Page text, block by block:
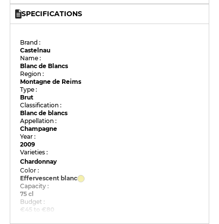
SPECIFICATIONS
Brand :
Castelnau
Name :
Blanc de Blancs
Region :
Montagne de Reims
Type :
Brut
Classification :
Blanc de blancs
Appellation :
Champagne
Year :
2009
Varieties :
Chardonnay
Color :
Effervescent blanc
Capacity :
75 cl
Budget :
€45 to €80